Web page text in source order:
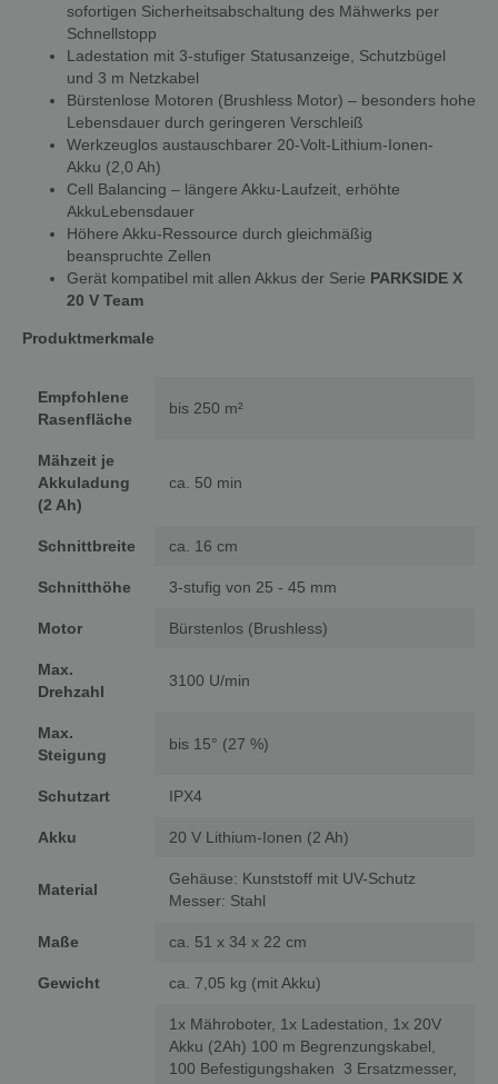
sofortigen Sicherheitsabschaltung des Mähwerks per
Schnellstopp
Ladestation mit 3-stufiger Statusanzeige, Schutzbügel
und 3 m Netzkabel
Bürstenlose Motoren (Brushless Motor) – besonders hohe
Lebensdauer durch geringeren Verschleiß
Werkzeuglos austauschbarer 20-Volt-Lithium-Ionen-
Akku (2,0 Ah)
Cell Balancing – längere Akku-Laufzeit, erhöhte
AkkuLebensdauer
Höhere Akku-Ressource durch gleichmäßig
beanspruchte Zellen
Gerät kompatibel mit allen Akkus der Serie PARKSIDE X
20 V Team
Produktmerkmale
Empfohlene
Rasenfläche
bis 250 m²
Mähzeit je
Akkuladung
(2 Ah)
ca. 50 min
Schnittbreite ca. 16 cm
Schnitthöhe 3-stufig von 25 - 45 mm
Motor Bürstenlos (Brushless)
Max.
Drehzahl
3100 U/min
Max.
Steigung
bis 15° (27 %)
Schutzart IPX4
Akku 20 V Lithium-Ionen (2 Ah)
Material
Gehäuse: Kunststoff mit UV-Schutz
Messer: Stahl
Maße ca. 51 x 34 x 22 cm
Gewicht ca. 7,05 kg (mit Akku)
1x Mähroboter, 1x Ladestation, 1x 20V
Akku (2Ah) 100 m Begrenzungskabel,
100 Befestigungshaken 3 Ersatzmesser,